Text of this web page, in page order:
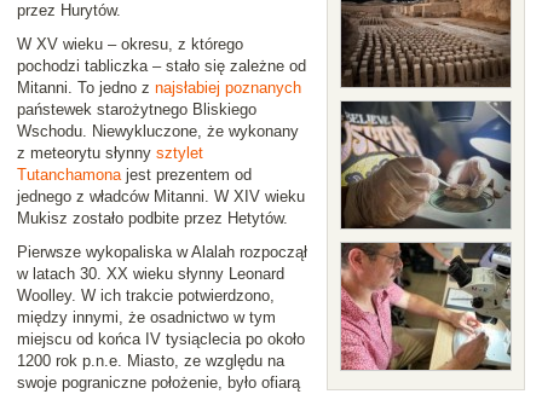
przez Hurytów.
W XV wieku – okresu, z którego
pochodzi tabliczka – stało się zależne od
Mitanni. To jedno z najsłabiej poznanych
państewek starożytnego Bliskiego
Wschodu. Niewykluczone, że wykonany
z meteorytu słynny sztylet
Tutanchamonajest prezentem od
jednego z władców Mitanni. W XIV wieku
Mukisz zostało podbite przez Hetytów.
Pierwsze wykopaliska w Alalah rozpoczął
w latach 30. XX wieku słynny Leonard
Woolley. W ich trakcie potwierdzono,
między innymi, że osadnictwo w tym
miejscu od końca IV tysiąclecia po około
1200 rok p.n.e. Miasto, ze względu na
swoje pograniczne położenie, było ofiarą